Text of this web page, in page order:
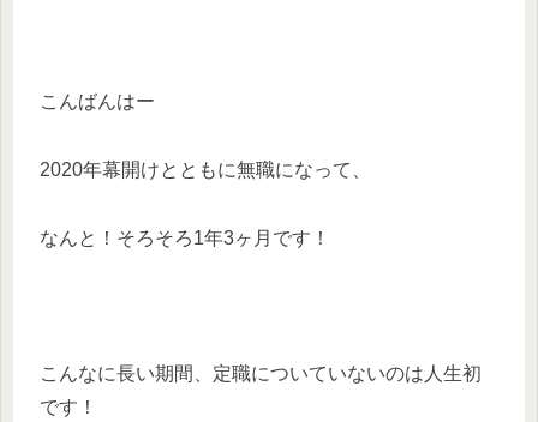
こんばんはー
2020年幕開けとともに無職になって、
なんと！そろそろ1年3ヶ月です！
こんなに長い期間、定職についていないのは人生初
です！